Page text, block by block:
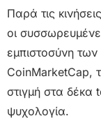
Παρά τις
οι
εμπιστοσύνη
CoinMarketCap,
στιγμή στα δέκα
ψυχολογία.